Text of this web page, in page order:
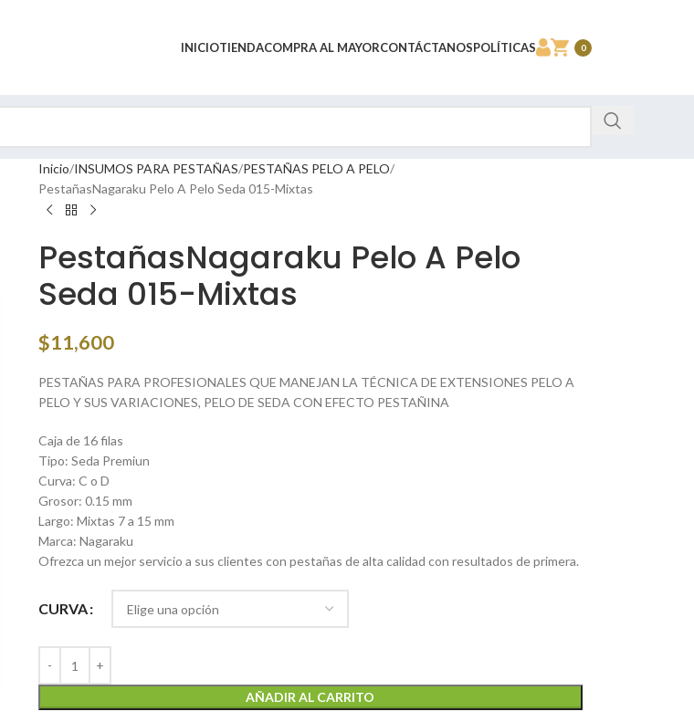
INICIOTIENDACOMPRA AL MAYORCONTÁCTANOSPOLÍTICAS 0
Inicio INSUMOS PARA PESTAÑAS PESTAÑAS PELO A PELO
PestañasNagaraku Pelo A Pelo Seda 015-Mixtas
PestañasNagaraku Pelo A Pelo
Seda 015-Mixtas
$11,600
PESTAÑAS PARA PROFESIONALES QUE MANEJAN LA TÉCNICA DE EXTENSIONES PELO A
PELO Y SUS VARIACIONES, PELO DE SEDA CON EFECTO PESTAÑINA
Caja de 16 filas
Tipo: Seda Premiun
Curva: C o D
Grosor: 0.15 mm
Largo: Mixtas 7 a 15 mm
Marca: Nagaraku
Ofrezca un mejor servicio a sus clientes con pestañas de alta calidad con resultados de primera.
CURVA
AÑADIR AL CARRITO